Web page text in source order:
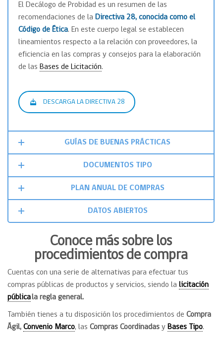
El Decálogo de Probidad es un resumen de las
recomendaciones de la Directiva 28, conocida como el
Código de Ética. En este cuerpo legal se establecen
lineamientos respecto a la relación con proveedores, la
eficiencia en las compras y consejos para la elaboración
de las Bases de Licitación.
DESCARGA LA DIRECTIVA 28
GUÍAS DE BUENAS PRÁCTICAS
DOCUMENTOS TIPO
PLAN ANUAL DE COMPRAS
DATOS ABIERTOS
Conoce más sobre los
procedimientos de compra
Cuentas con una serie de alternativas para efectuar tus
compras públicas de productos y servicios, siendo la licitación
públicala regla general.
También tienes a tu disposición los procedimientos de Compra
Ágil, Convenio Marco, las Compras Coordinadas y Bases Tipo.